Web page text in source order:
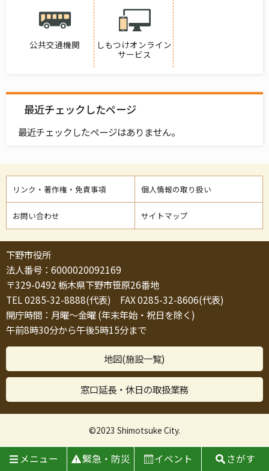
公共交通機関
しもつけオンライン
サービス
最近チェックしたページ
最近チェックしたページはありません。
リンク・著作権・免責事項 個人情報の取り扱い
お問い合わせ サイトマップ
下野市役所
法人番号：6000020092169
〒329-0492 栃木県下野市笹原26番地
TEL 0285-32-8888(代表) FAX 0285-32-8606(代表)
開庁時間：月曜～金曜 (年末年始・祝日を除く)
午前8時30分から午後5時15分まで
地図(施設一覧)
窓口延長・休日の取扱業務
©2023 Shimotsuke City.
メニュー 緊急・防災 イベント さがす